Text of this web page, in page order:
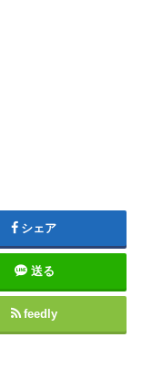
シェア
送る
feedly